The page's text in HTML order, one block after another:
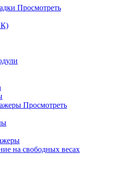
Просмотреть
Просмотреть
на свободных весах